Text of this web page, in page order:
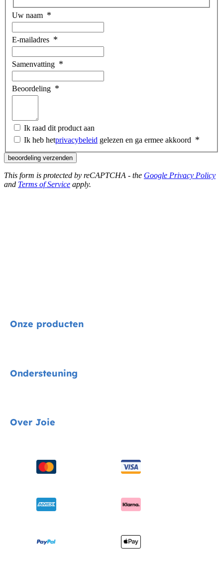
Uw naam
E-mailadres
Samenvatting
Beoordeling
Ik raad dit product aan
Ik heb hetprivacybeleid gelezen en ga ermee akkoord
beoordeling verzenden
This form is protected by reCAPTCHA - the Google Privacy Policy
and Terms of Service apply.
Onze producten
Kinderstoelen
Wiegen & ledikanten
Ondersteuning
Productondersteuning
Compatibele producten
Garantie
Over Joie
Over ons
Onderscheidingen
Je product registreren